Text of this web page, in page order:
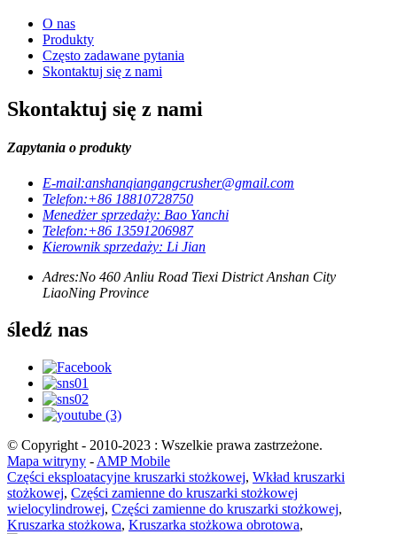
O nas
Produkty
Często zadawane pytania
Skontaktuj się z nami
Skontaktuj się z nami
Zapytania o produkty
E-mail:anshanqiangangcrusher@gmail.com
Telefon:+86 18810728750
Menedżer sprzedaży: Bao Yanchi
Telefon:+86 13591206987
Kierownik sprzedaży: Li Jian
Adres:No 460 Anliu Road Tiexi District Anshan City
LiaoNing Province
śledź nas
© Copyright - 2010-2023 : Wszelkie prawa zastrzeżone.
Mapa witryny - AMP Mobile
Części eksploatacyjne kruszarki stożkowej, Wkład kruszarki
stożkowej, Części zamienne do kruszarki stożkowej
wielocylindrowej, Części zamienne do kruszarki stożkowej,
Kruszarka stożkowa, Kruszarka stożkowa obrotowa,